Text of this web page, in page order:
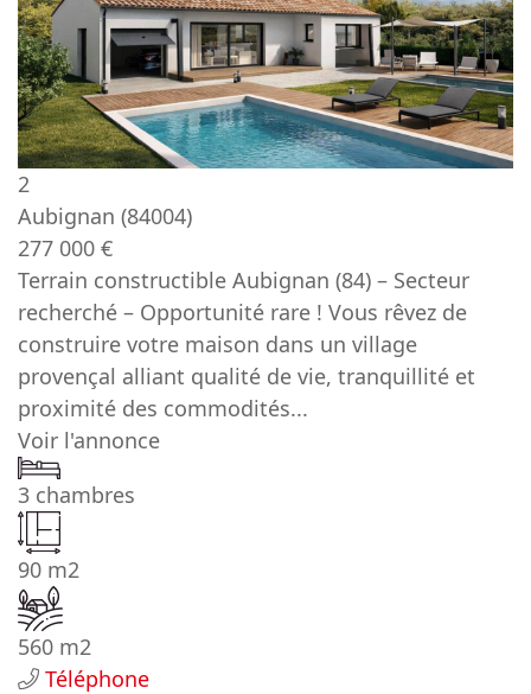
2
Aubignan (84004)
277 000 €
Terrain constructible Aubignan (84) – Secteur
recherché – Opportunité rare ! Vous rêvez de
construire votre maison dans un village
provençal alliant qualité de vie, tranquillité et
proximité des commodités...
Voir l'annonce
3 chambres
90 m2
560 m2
Téléphone